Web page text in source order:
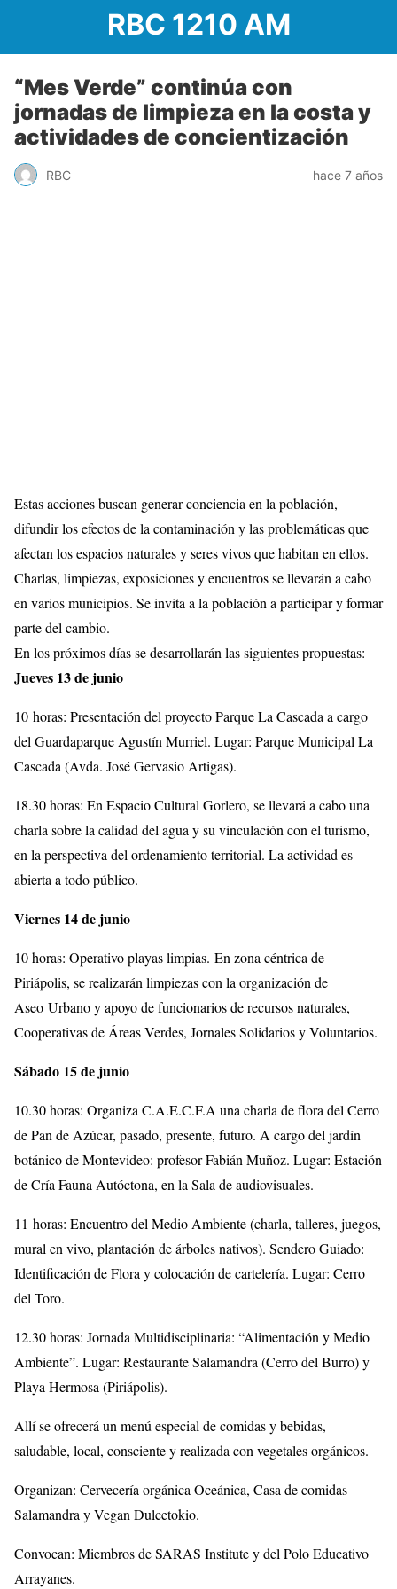
RBC 1210 AM
“Mes Verde” continúa con
jornadas de limpieza en la costa y
actividades de concientización
RBC hace 7 años
Estas acciones buscan generar conciencia en la población,
difundir los efectos de la contaminación y las problemáticas que
afectan los espacios naturales y seres vivos que habitan en ellos.
Charlas, limpiezas, exposiciones y encuentros se llevarán a cabo
en varios municipios. Se invita a la población a participar y formar
parte del cambio.
En los próximos días se desarrollarán las siguientes propuestas:
Jueves 13 de junio
10 horas: Presentación del proyecto Parque La Cascada a cargo
del Guardaparque Agustín Murriel. Lugar: Parque Municipal La
Cascada (Avda. José Gervasio Artigas).
18.30 horas: En Espacio Cultural Gorlero, se llevará a cabo una
charla sobre la calidad del agua y su vinculación con el turismo,
en la perspectiva del ordenamiento territorial. La actividad es
abierta a todo público.
Viernes 14 de junio
10 horas: Operativo playas limpias. En zona céntrica de
Piriápolis, se realizarán limpiezas con la organización de
Aseo Urbano y apoyo de funcionarios de recursos naturales,
Cooperativas de Áreas Verdes, Jornales Solidarios y Voluntarios.
Sábado 15 de junio
10.30 horas: Organiza C.A.E.C.F.A una charla de flora del Cerro
de Pan de Azúcar, pasado, presente, futuro. A cargo del jardín
botánico de Montevideo: profesor Fabián Muñoz. Lugar: Estación
de Cría Fauna Autóctona, en la Sala de audiovisuales.
11 horas: Encuentro del Medio Ambiente (charla, talleres, juegos,
mural en vivo, plantación de árboles nativos). Sendero Guiado:
Identificación de Flora y colocación de cartelería. Lugar: Cerro
del Toro.
12.30 horas: Jornada Multidisciplinaria: “Alimentación y Medio
Ambiente”. Lugar: Restaurante Salamandra (Cerro del Burro) y
Playa Hermosa (Piriápolis).
Allí se ofrecerá un menú especial de comidas y bebidas,
saludable, local, consciente y realizada con vegetales orgánicos.
Organizan: Cervecería orgánica Oceánica, Casa de comidas
Salamandra y Vegan Dulcetokio.
Convocan: Miembros de SARAS Institute y del Polo Educativo
Arrayanes.